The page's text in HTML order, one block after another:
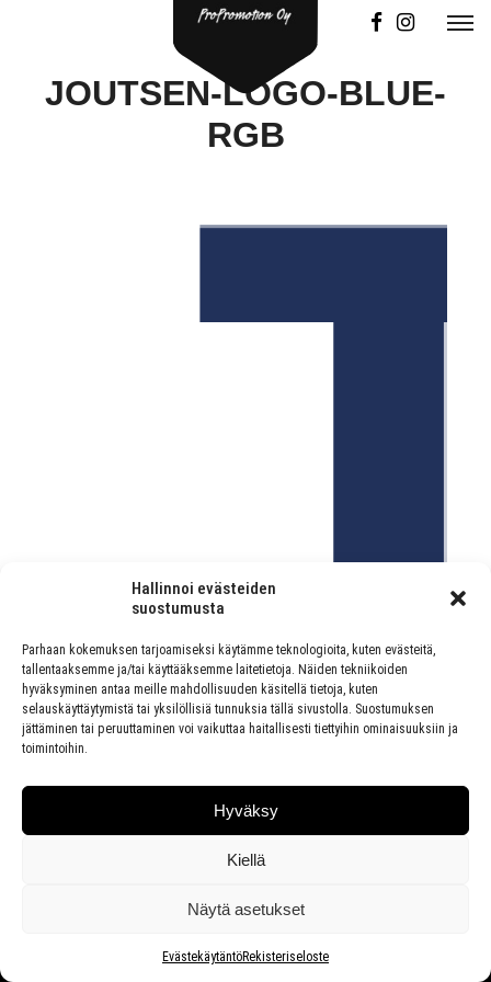
Hallinnoi evästeiden
suostumusta
Parhaan kokemuksen tarjoamiseksi käytämme teknologioita, kuten evästeitä,
tallentaaksemme ja/tai käyttääksemme laitetietoja. Näiden tekniikoiden
hyväksyminen antaa meille mahdollisuuden käsitellä tietoja, kuten
selauskäyttäytymistä tai yksilöllisiä tunnuksia tällä sivustolla. Suostumuksen
jättäminen tai peruuttaminen voi vaikuttaa haitallisesti tiettyihin ominaisuuksiin ja
toimintoihin.
Hyväksy
Kiellä
Näytä asetukset
EvästekäytäntöRekisteriseloste
JOUTSEN-LOGO-BLUE-
RGB
Return to 85-VUOTIAS JUOTSEN VIETTÄÄ JUHLAVUOTTAAN,
LAAJENTAA SUOMESSA JA KASVATTAA ASEMAANSA
KANSAINVÄLISILLÄ MARKKINOILLA ByPublished9.12.2021Full
size is